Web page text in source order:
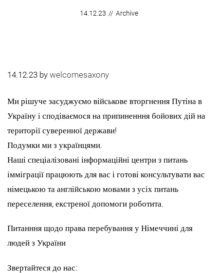
14.12.23 // Archive
14.12.23 by welcomesaxony
Ми рішуче засуджуємо військове вторгнення Путіна в
Україну і сподіваємося на припиненння бойових дій на
території суверенної держави!
Подумки ми з українцями.
Наші спеціалізовані інформаційні центри з питань
імміграції працюють для вас і готові консультувати вас
німецькою та англійською мовами з усіх питань
переселення, екстреної допомоги роботита.
Питанння щодо права перебування у Німеччині для
людей з України
Звертайтеся до нас: